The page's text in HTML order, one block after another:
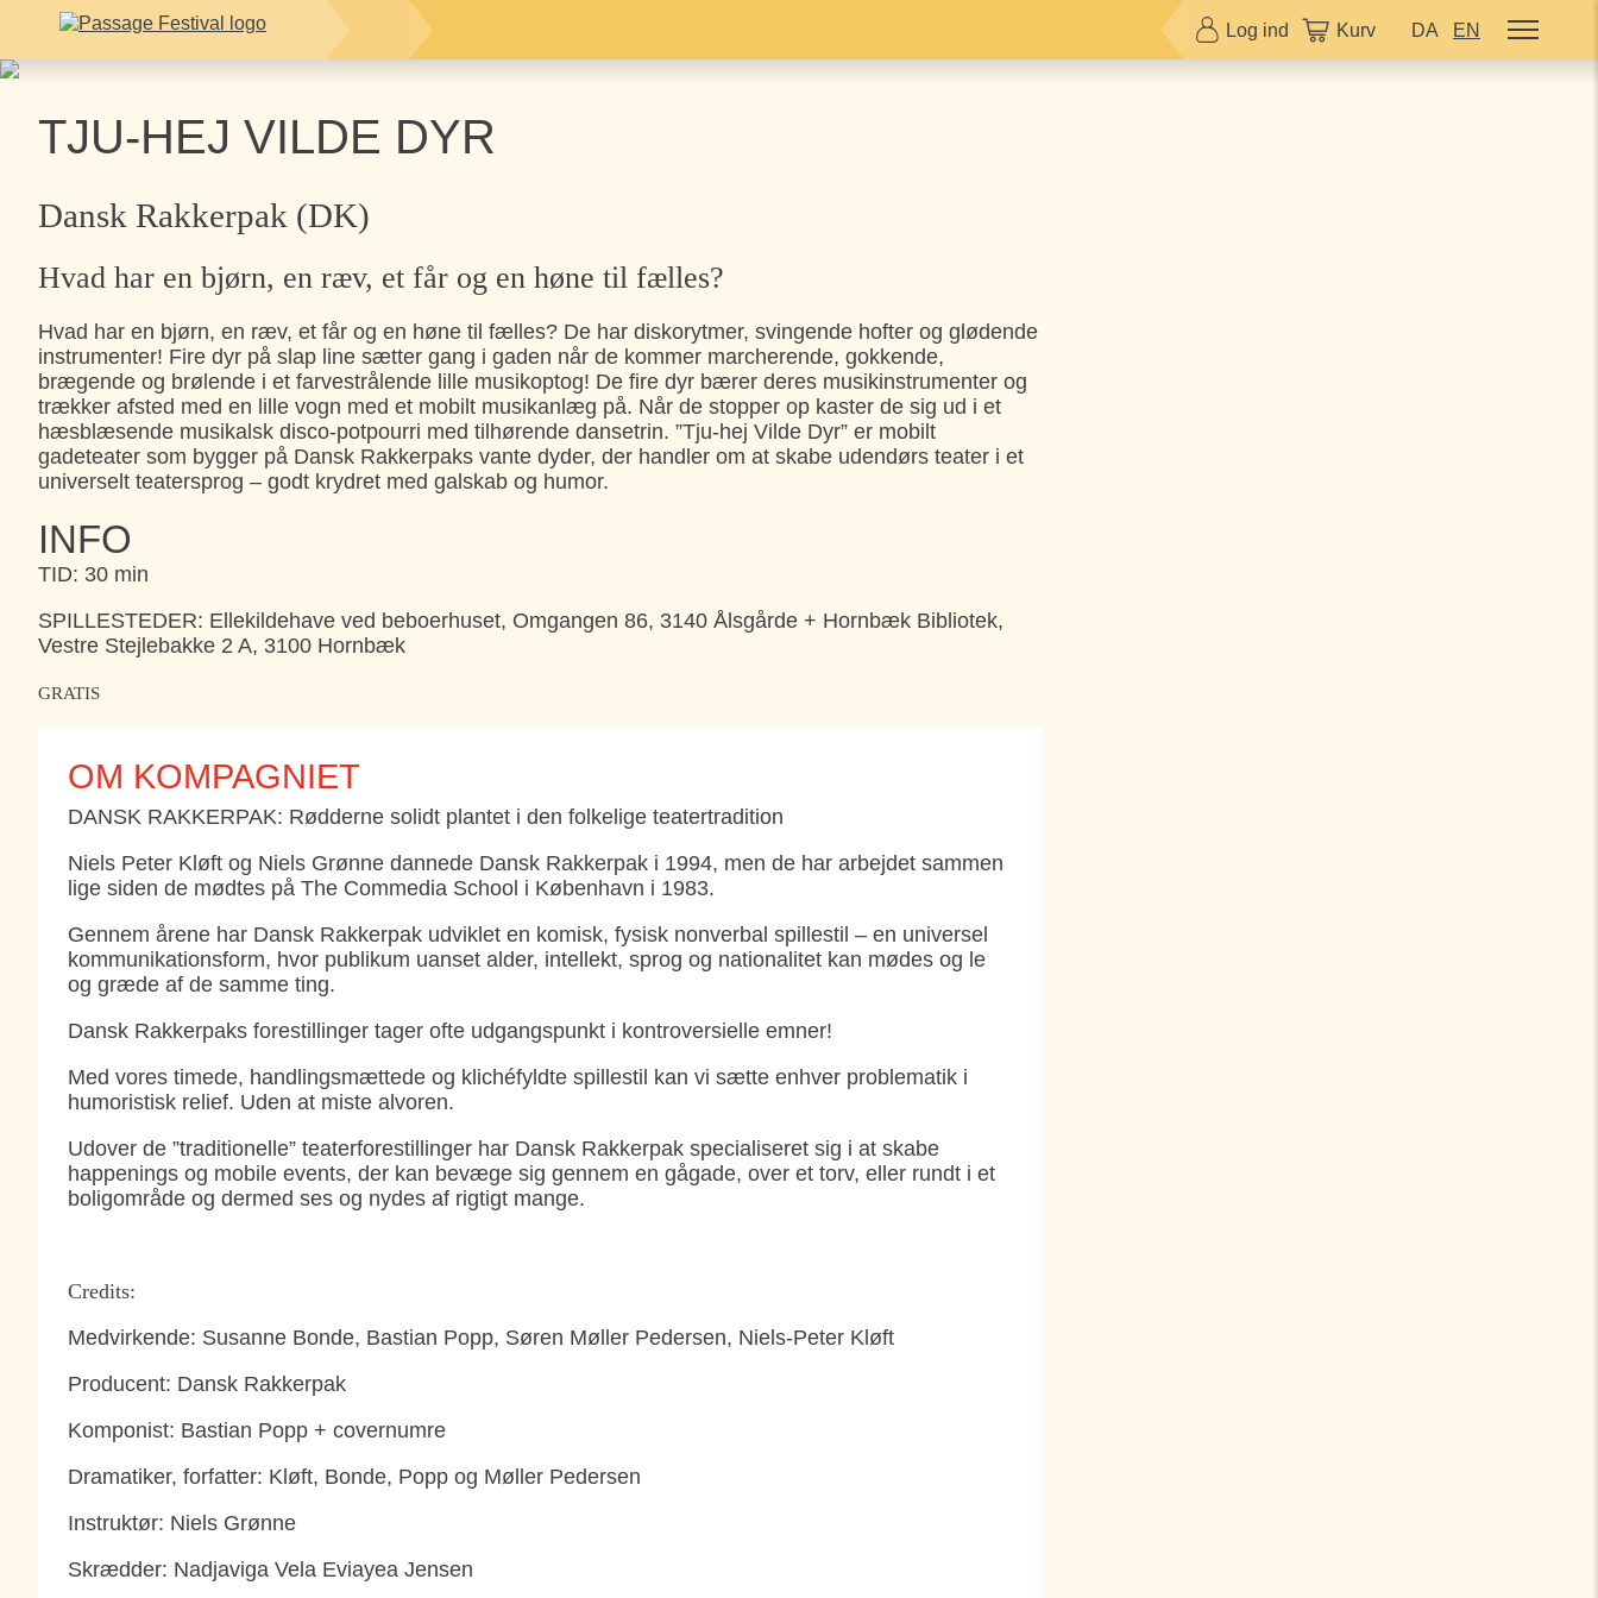
Log ind Kurv DA EN
TJU-HEJ VILDE DYR
Dansk Rakkerpak (DK)
Hvad har en bjørn, en ræv, et får og en høne til fælles?
Hvad har en bjørn, en ræv, et får og en høne til fælles? De har diskorytmer, svingende hofter og glødende
instrumenter! Fire dyr på slap line sætter gang i gaden når de kommer marcherende, gokkende,
brægende og brølende i et farvestrålende lille musikoptog! De fire dyr bærer deres musikinstrumenter og
trækker afsted med en lille vogn med et mobilt musikanlæg på. Når de stopper op kaster de sig ud i et
hæsblæsende musikalsk disco-potpourri med tilhørende dansetrin. ”Tju-hej Vilde Dyr” er mobilt
gadeteater som bygger på Dansk Rakkerpaks vante dyder, der handler om at skabe udendørs teater i et
universelt teatersprog – godt krydret med galskab og humor.
INFO
TID: 30 min
SPILLESTEDER: Ellekildehave ved beboerhuset, Omgangen 86, 3140 Ålsgårde + Hornbæk Bibliotek,
Vestre Stejlebakke 2 A, 3100 Hornbæk
GRATIS
OM KOMPAGNIET
DANSK RAKKERPAK: Rødderne solidt plantet i den folkelige teatertradition
Niels Peter Kløft og Niels Grønne dannede Dansk Rakkerpak i 1994, men de har arbejdet sammen
lige siden de mødtes på The Commedia School i København i 1983.
Gennem årene har Dansk Rakkerpak udviklet en komisk, fysisk nonverbal spillestil – en universel
kommunikationsform, hvor publikum uanset alder, intellekt, sprog og nationalitet kan mødes og le
og græde af de samme ting.
Dansk Rakkerpaks forestillinger tager ofte udgangspunkt i kontroversielle emner!
Med vores timede, handlingsmættede og klichéfyldte spillestil kan vi sætte enhver problematik i
humoristisk relief. Uden at miste alvoren.
Udover de ”traditionelle” teaterforestillinger har Dansk Rakkerpak specialiseret sig i at skabe
happenings og mobile events, der kan bevæge sig gennem en gågade, over et torv, eller rundt i et
boligområde og dermed ses og nydes af rigtigt mange.
Credits:
Medvirkende: Susanne Bonde, Bastian Popp, Søren Møller Pedersen, Niels-Peter Kløft
Producent: Dansk Rakkerpak
Komponist: Bastian Popp + covernumre
Dramatiker, forfatter: Kløft, Bonde, Popp og Møller Pedersen
Instruktør: Niels Grønne
Skrædder: Nadjaviga Vela Eviayea Jensen